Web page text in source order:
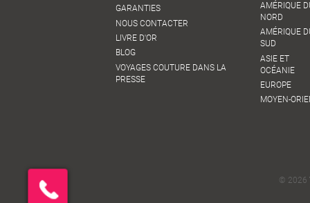
GARANTIES
NOUS CONTACTER
LIVRE D'OR
BLOG
VOYAGES COUTURE DANS LA
PRESSE
AMÉRIQUE
NORD
AMÉRIQUE
SUD
ASIE ET
OCÉANIE
EUROPE
MOYEN-
© 2026